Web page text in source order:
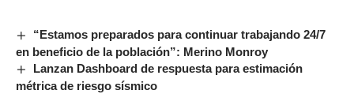
“Estamos preparados para continuar trabajando 24/7
en beneficio de la población”: Merino Monroy
Lanzan Dashboard de respuesta para estimación
métrica de riesgo sísmico